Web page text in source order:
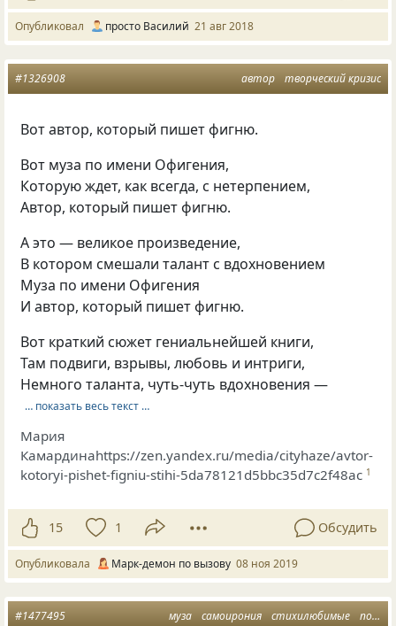
Опубликовал просто Василий 21 авг 2018
автор творческий кризис
#1326908
Вот автор, который пишет фигню.
Вот муза по имени Офигения,
Которую ждет, как всегда, с нетерпением,
Автор, который пишет фигню.
А это — великое произведение,
В котором смешали талант с вдохновением
Муза по имени Офигения
И автор, который пишет фигню.
Вот краткий сюжет гениальнейшей книги,
Там подвиги, взрывы, любовь и интриги,
Немного таланта, чуть-чуть вдохновения —
… показать весь текст …
Мария
Камардинаhttps://zen.yandex.ru/media/cityhaze/avtor-
kotoryi-pishet-figniu-stihi-5da78121d5bbc35d7c2f48ac 1
15 1 Обсудить
Опубликовала Марк-демон по вызову 08 ноя 2019
муза самоирония стихилюбимые поэт и муза
#1477495